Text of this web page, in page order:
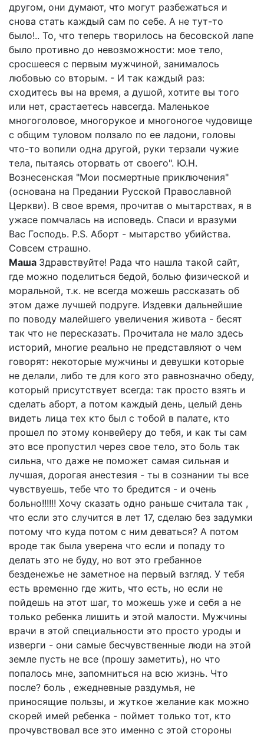
другом, они думают, что могут разбежаться и
снова стать каждый сам по себе. А не тут-то
было!.. То, что теперь творилось на бесовской лапе
было противно до невозможности: мое тело,
сросшееся с первым мужчиной, занималось
любовью со вторым. - И так каждый раз:
сходитесь вы на время, а душой, хотите вы того
или нет, срастаетесь навсегда. Маленькое
многоголовое, многорукое и многоногое чудовище
с общим туловом ползало по ее ладони, головы
что-то вопили одна другой, руки терзали чужие
тела, пытаясь оторвать от своего". Ю.Н.
Вознесенская "Мои посмертные приключения"
(основана на Предании Русской Православной
Церкви). В свое время, прочитав о мытарствах, я в
ужасе помчалась на исповедь. Спаси и вразуми
Вас Господь. P.S. Аборт - мытарство убийства.
Совсем страшно.
Маша Здравствуйте! Рада что нашла такой сайт,
где можно поделиться бедой, болью физической и
моральной, т.к. не всегда можешь рассказать об
этом даже лучшей подруге. Издевки дальнейшие
по поводу малейшего увеличения живота - бесят
так что не пересказать. Прочитала не мало здесь
историй, многие реально не представляют о чем
говорят: некоторые мужчины и девушки которые
не делали, либо те для кого это равнозначно обеду,
который присутствует всегда: так просто взять и
сделать аборт, а потом каждый день, целый день
видеть лица тех кто был с тобой в палате, кто
прошел по этому конвейеру до тебя, и как ты сам
это все пропустил через свое тело, это боль так
сильна, что даже не поможет самая сильная и
лучшая, дорогая анестезия - ты в сознании ты все
чувствуешь, тебе что то бредится - и очень
больно!!!!!! Хочу сказать одно раньше считала так ,
что если это случится в лет 17, сделаю без задумки
потому что куда потом с ним деваться? А потом
вроде так была уверена что если и попаду то
делать это не буду, но вот это гребанное
безденежье не заметное на первый взгляд. У тебя
есть временно где жить, что есть, но если не
пойдешь на этот шаг, то можешь уже и себя а не
только ребенка лишить и этой малости. Мужчины
врачи в этой специальности это просто уроды и
изверги - они самые бесчувственные люди на этой
земле пусть не все (прошу заметить), но что
попалось мне, запомниться на всю жизнь. Что
после? боль , ежедневные раздумья, не
приносящие пользы, и жуткое желание как можно
скорей имей ребенка - поймет только тот, кто
прочувствовал все это именно с этой стороны